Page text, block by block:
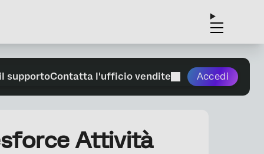
supportoContatta l'ufficio vendite Accedi
Attività